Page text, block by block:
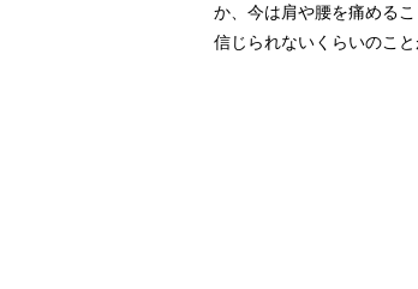
か、今は肩や腰を痛める
信じられないくらいのこ